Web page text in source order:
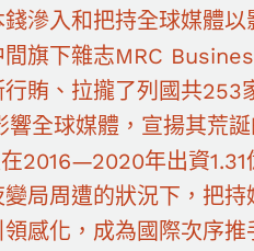
滲入和把持全球媒體
旗下雜志MRC
賄、拉攏了列國共253
響全球媒體，宣揚其荒
2016—2020年出資1.31
局周遭的狀況下，把
感化，成為國際次序